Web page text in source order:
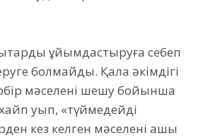
ұйымдастыруға себеп
болмайды. Қала әкімдігі
мәселені шешу бойынша
қуып, «түймедейді
кез келген мәселені ашық